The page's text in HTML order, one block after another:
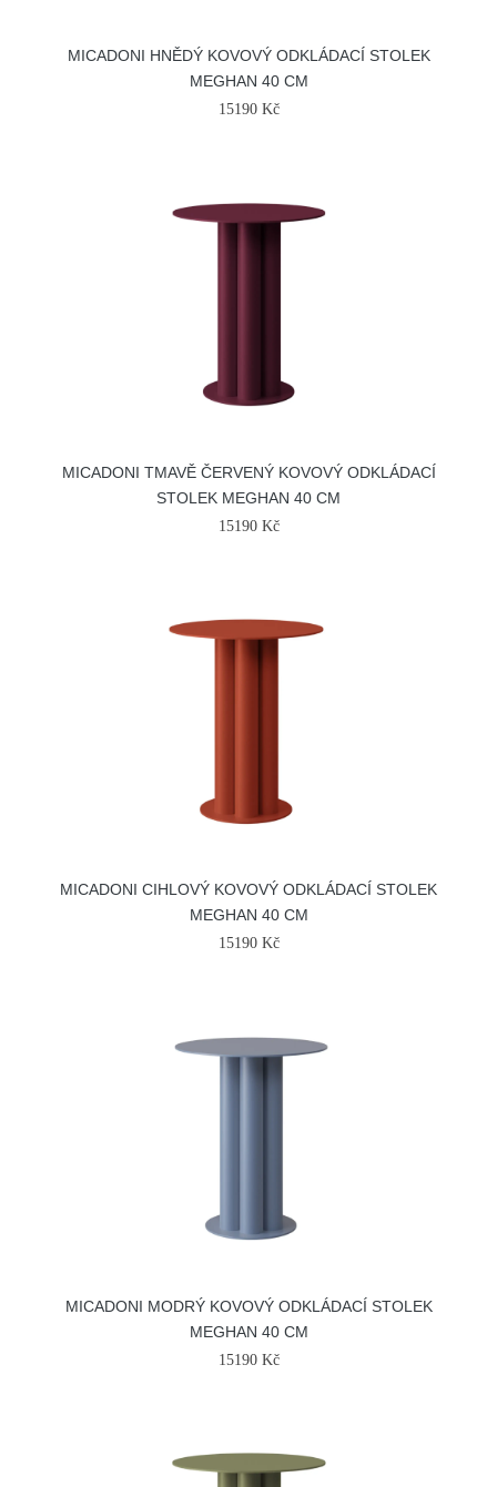
MICADONI HNĚDÝ KOVOVÝ ODKLÁDACÍ STOLEK
MEGHAN 40 CM
15190 Kč
MICADONI TMAVĚ ČERVENÝ KOVOVÝ ODKLÁDACÍ
STOLEK MEGHAN 40 CM
15190 Kč
MICADONI CIHLOVÝ KOVOVÝ ODKLÁDACÍ STOLEK
MEGHAN 40 CM
15190 Kč
MICADONI MODRÝ KOVOVÝ ODKLÁDACÍ STOLEK
MEGHAN 40 CM
15190 Kč